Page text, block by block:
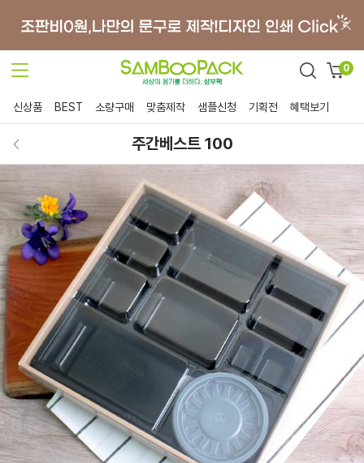
0
신상품 BEST 소량구매 맞춤제작 샘플신청 기획전 혜택보기
주간베스트 100